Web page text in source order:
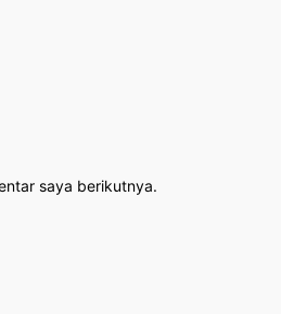
saya berikutnya.